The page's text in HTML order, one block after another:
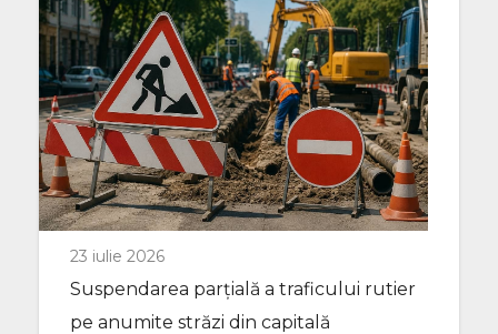
23 iulie 2026
Suspendarea parțială a traficului rutier
pe anumite străzi din capitală